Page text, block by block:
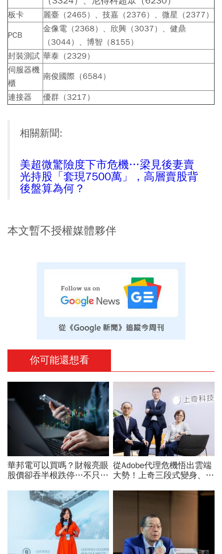
板卡 麗臺（2465）、技嘉（2376）、微星（2377）
PCB
金像電（2368）、欣興（3037）、健鼎
（3044）、博智（8155）
封裝測試 華泰（2329）
伺服器機
櫃
南俊國際（6584）
連接器 優群（3217）
相關新聞:
美超微驚險度下市危機…梁見後妻賣
光持股「套現7500萬」，高層賣股背
後盤算為何？
本文暫不授權媒體夥伴
你可能還想看
華邦電可以買嗎？財報亮眼
股價卻吞半根跌停…不只外
張利空，要抱要殺全看2重
從Adobe代理危機悟出雲端
大勢！上奇三段式變身、季